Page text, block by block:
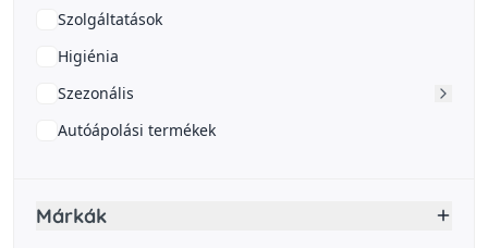
Szolgáltatások
Higiénia
Szezonális
Autóápolási termékek
Márkák